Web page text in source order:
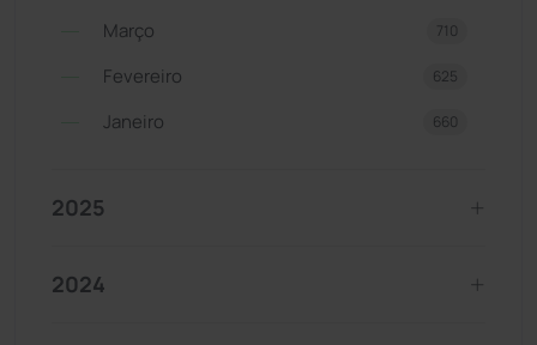
Março 710
Fevereiro 625
Janeiro 660
2025
2024